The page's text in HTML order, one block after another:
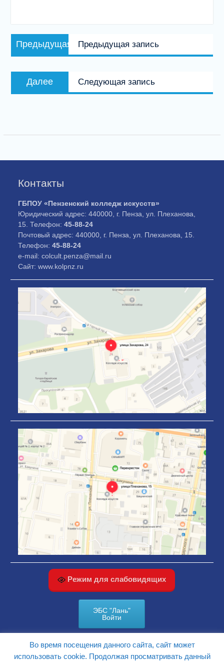
Навигация
по
Предыдущая
запись:
Предыдущая запись
Далее
запись:
Следующая запись
Контакты
ГБПОУ «Пензенский колледж искусств»
Юридический адрес: 440000, г. Пенза, ул. Плеханова,
15. Телефон:45-88-24
Почтовый адрес: 440000, г. Пенза, ул. Плеханова, 15.
Телефон:45-88-24
e-mail: colcult.penza@mail.ru
Сайт: www.kolpnz.ru
Режим для слабовидящих
ЭБС "Лань"
Войти
КАРТА САЙТА
Во время посещения данного сайта, сайт может
использовать cookie. Продолжая просматривать данный